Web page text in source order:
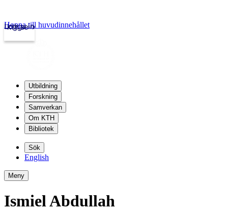
kth.se
Logga in
Hoppa till huvudinnehållet
Utbildning
Forskning
Samverkan
Om KTH
Bibliotek
Sök
English
Meny
Ismiel Abdullah